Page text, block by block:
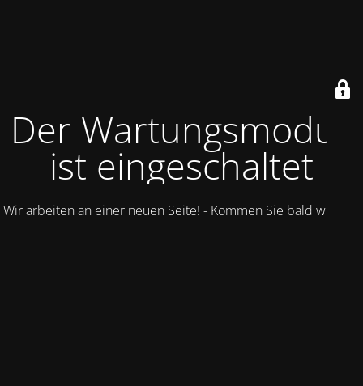
Der Wartungsmodus
ist eingeschaltet
Wir arbeiten an einer neuen Seite! - Kommen Sie bald wieder.